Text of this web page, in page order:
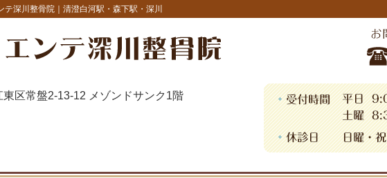
テ深川整骨院｜清澄白河駅・森下駅・深川
区常盤2-13-12 メゾンドサンク1階